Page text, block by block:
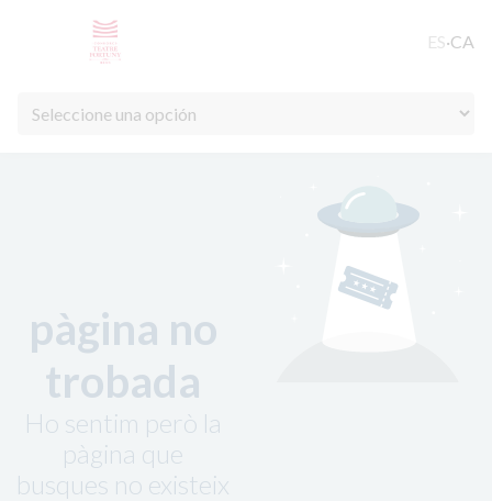
ES·CA
pàgina no
trobada
Ho sentim però la
pàgina que
busques no existeix